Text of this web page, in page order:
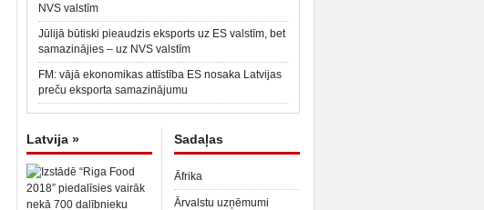
NVS valstīm
Jūlijā būtiski pieaudzis eksports uz ES valstīm, bet
samazinājies – uz NVS valstīm
FM: vājā ekonomikas attīstība ES nosaka Latvijas
preču eksporta samazinājumu
Latvija » Sadaļas
Āfrika
Ārvalstu uzņēmumi